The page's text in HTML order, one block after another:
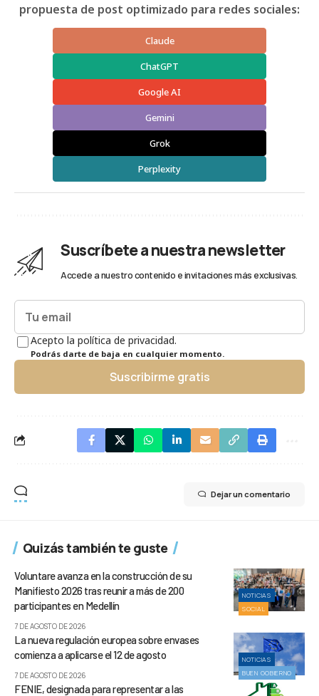
propuesta de post optimizado para redes sociales:
Claude
ChatGPT
Google AI
Gemini
Grok
Perplexity
Suscríbete a nuestra newsletter
Accede a nuestro contenido e invitaciones más exclusivas.
Acepto la política de privacidad.
Podrás darte de baja en cualquier momento.
Suscribirme gratis
Dejar un comentario
Quizás también te guste
NOTICIAS
SOCIAL
Voluntare avanza en la construcción de su
Manifiesto 2026 tras reunir a más de 200
participantes en Medellín
7 DE AGOSTO DE 2026
NOTICIAS
BUEN GOBIERNO
La nueva regulación europea sobre envases
comienza a aplicarse el 12 de agosto
7 DE AGOSTO DE 2026
FENIE, designada para representar a las